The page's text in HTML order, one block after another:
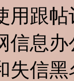
用跟
信息
失信